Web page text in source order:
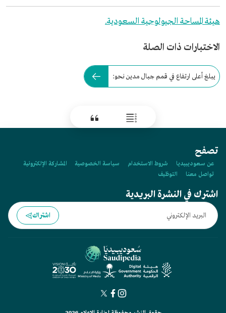
هيئة المساحة الجيولوجية السعودية.
الاختبارات ذات الصلة
يبلغ أعلى ارتفاع في قمم جبال مدين نحو:
تصفح
عن سعوديبيديا شروط الاستخدام سياسة الخصوصية
المشاركة الإلكترونية
تواصل معنا
التوظيف
اشترك في النشرة البريدية
اشتراك